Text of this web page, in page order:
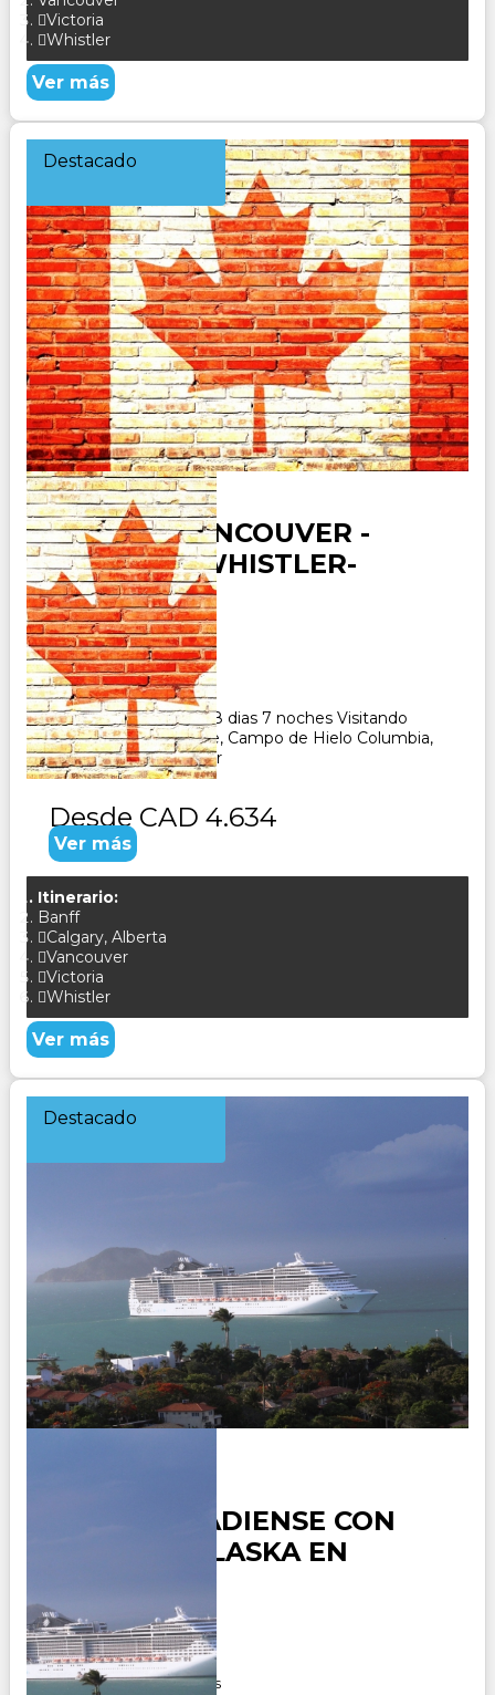
Victoria
Whistler
Ver más
Destacado
CANADA VANCOUVER -
VICTORIA- WHISTLER-
ROCOSAS
Duración:
8Días7Noches
Paquete Turistico de 8 dias 7 noches Visitando
Vancouver, Revelstoke, Campo de Hielo Columbia,
Banff, Calgary, Whistler
Desde CAD 4.634
Ver más
Itinerario:
Banff
Calgary, Alberta
Vancouver
Victoria
Whistler
Ver más
Destacado
TRANSCANADIENSE CON
CRUCERO ALASKA EN
Duración:
20Días19Noches